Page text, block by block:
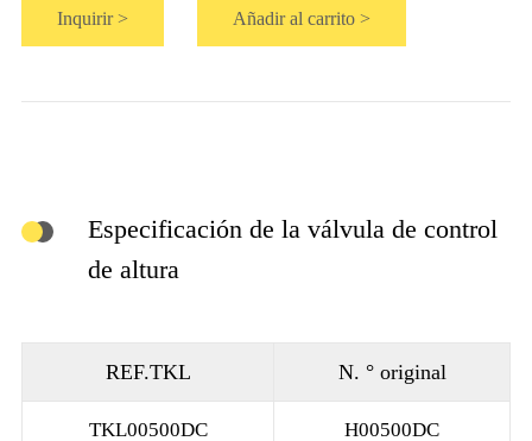
Inquirir > Añadir al carrito >
Especificación de la válvula de control
de altura
REF.TKL N. ° original
TKL00500DC H00500DC